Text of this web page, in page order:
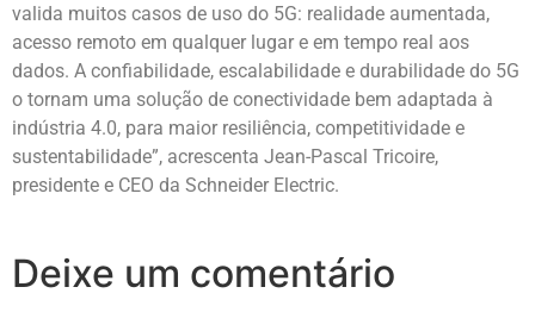
valida muitos casos de uso do 5G: realidade aumentada,
acesso remoto em qualquer lugar e em tempo real aos
dados. A confiabilidade, escalabilidade e durabilidade do 5G
o tornam uma solução de conectividade bem adaptada à
indústria 4.0, para maior resiliência, competitividade e
sustentabilidade”, acrescenta Jean-Pascal Tricoire,
presidente e CEO da Schneider Electric.
Deixe um comentário